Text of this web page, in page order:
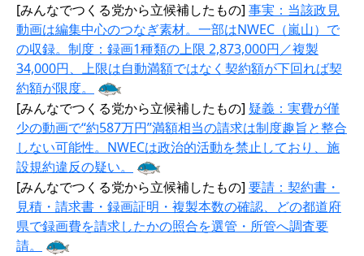
[みんなでつくる党から立候補したもの] 事実：当該政見
動画は編集中心のつなぎ素材。一部はNWEC（嵐山）で
の収録。制度：録画1種類の上限 2,873,000円／複製
34,000円、上限は自動満額ではなく契約額が下回れば契
約額が限度。
[みんなでつくる党から立候補したもの] 疑義：実費が僅
少の動画で“約587万円”満額相当の請求は制度趣旨と整合
しない可能性。NWECは政治的活動を禁止しており、施
設規約違反の疑い。
[みんなでつくる党から立候補したもの] 要請：契約書・
見積・請求書・録画証明・複製本数の確認、どの都道府
県で録画費を請求したかの照合を選管・所管へ調査要
請。